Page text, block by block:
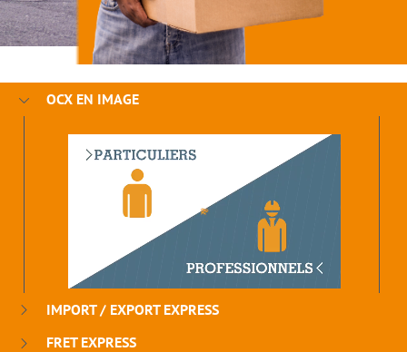
OCX EN IMAGE
IMPORT / EXPORT EXPRESS
FRET EXPRESS